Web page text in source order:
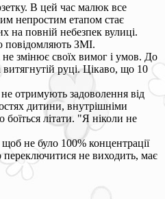
В цей час малюк все
непростим етапом стає
на повній небезпек вулиці.
повідомляють ЗМІ.
змінює своїх вимог і умов. До
витягнутій руці. Цікаво, що 10
отримують задоволення від
дитини, внутрішніми
літати. "Я ніколи не
не було 100% концентрації
переключитися не виходить, має